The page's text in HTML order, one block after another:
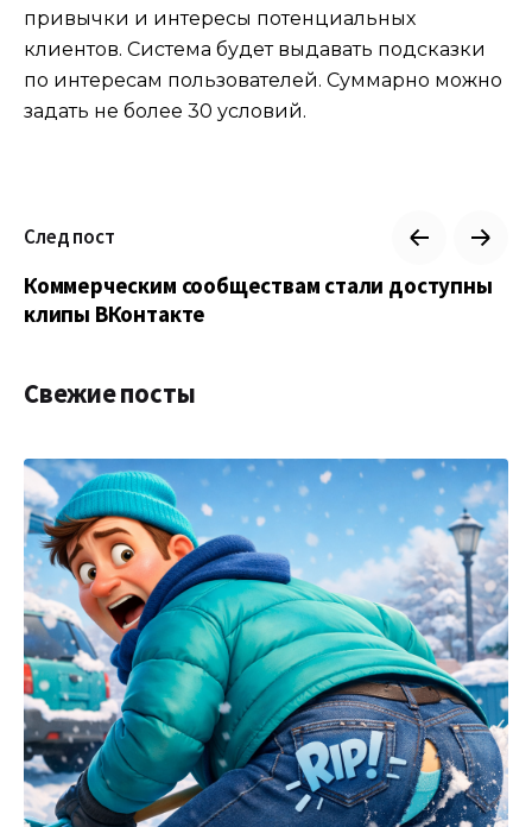
привычки и интересы потенциальных
клиентов. Система будет выдавать подсказки
по интересам пользователей. Суммарно можно
задать не более 30 условий.
След пост
Коммерческим сообществам стали доступны
клипы ВКонтакте
Свежие посты